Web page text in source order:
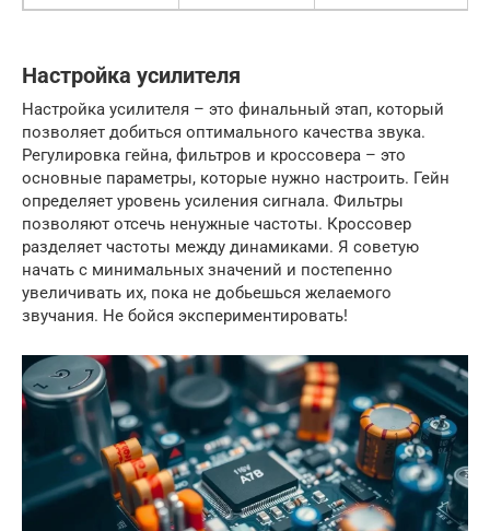
Настройка усилителя
Настройка усилителя – это финальный этап, который
позволяет добиться оптимального качества звука.
Регулировка гейна, фильтров и кроссовера – это
основные параметры, которые нужно настроить. Гейн
определяет уровень усиления сигнала. Фильтры
позволяют отсечь ненужные частоты. Кроссовер
разделяет частоты между динамиками. Я советую
начать с минимальных значений и постепенно
увеличивать их, пока не добьешься желаемого
звучания. Не бойся экспериментировать!